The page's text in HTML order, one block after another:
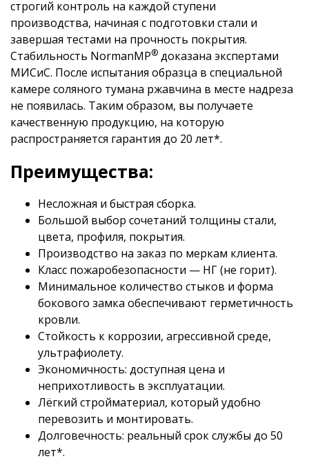
строгий контроль на каждой ступени
производства, начиная с подготовки стали и
завершая тестами на прочность покрытия.
Стабильность NormanMP® доказана экспертами
МИСиС. После испытания образца в специальной
камере соляного тумана ржавчина в месте надреза
не появилась. Таким образом, вы получаете
качественную продукцию, на которую
распространяется гарантия до 20 лет*.
Преимущества:
Несложная и быстрая сборка.
Большой выбор сочетаний толщины стали,
цвета, профиля, покрытия.
Производство на заказ по меркам клиента.
Класс пожаробезопасности — НГ (не горит).
Минимальное количество стыков и форма
бокового замка обеспечивают герметичность
кровли.
Стойкость к коррозии, агрессивной среде,
ультрафиолету.
Экономичность: доступная цена и
неприхотливость в эксплуатации.
Лёгкий стройматериал, который удобно
перевозить и монтировать.
Долговечность: реальный срок службы до 50
лет*.